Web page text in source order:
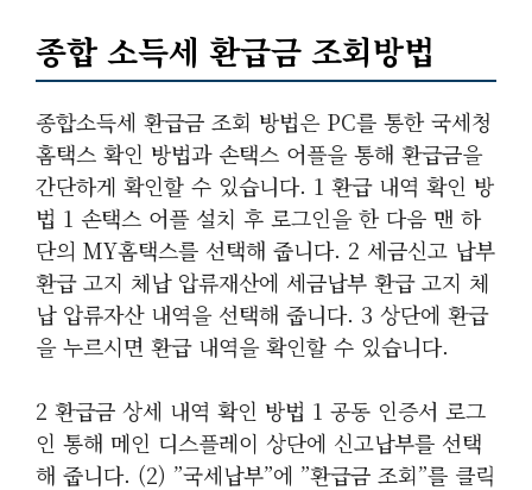
종합 소득세 환급금 조회방법
종합소득세 환급금 조회 방법은 PC를 통한 국세청
홈택스 확인 방법과 손택스 어플을 통해 환급금을
간단하게 확인할 수 있습니다. 1 환급 내역 확인 방
법 1 손택스 어플 설치 후 로그인을 한 다음 맨 하
단의 MY홈택스를 선택해 줍니다. 2 세금신고 납부
환급 고지 체납 압류재산에 세금납부 환급 고지 체
납 압류자산 내역을 선택해 줍니다. 3 상단에 환급
을 누르시면 환급 내역을 확인할 수 있습니다.
2 환급금 상세 내역 확인 방법 1 공동 인증서 로그
인 통해 메인 디스플레이 상단에 신고납부를 선택
해 줍니다. (2) ”국세납부”에 ”환급금 조회”를 클릭